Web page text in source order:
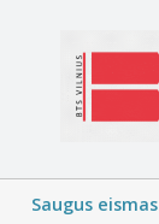
Saugus eismas